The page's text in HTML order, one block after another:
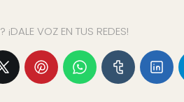
¡DALE VOZ EN TUS REDES!